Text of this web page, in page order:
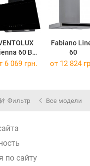
60 BG
TC MS
Fabiano
60
6 069 грн. от 12 824
Фильтр Все модели
по сайту